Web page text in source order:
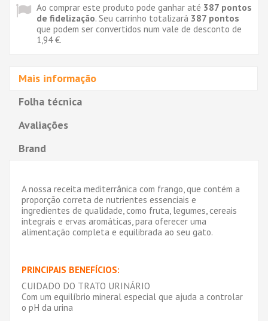
Ao comprar este produto pode ganhar até 387 pontos
de fidelização. Seu carrinho totalizará 387 pontos
que podem ser convertidos num vale de desconto de
1,94 €.
Mais informação
Folha técnica
Avaliações
Brand
A nossa receita mediterrânica com frango, que contém a
proporção correta de nutrientes essenciais e
ingredientes de qualidade, como fruta, legumes, cereais
integrais e ervas aromáticas, para oferecer uma
alimentação completa e equilibrada ao seu gato.
PRINCIPAIS BENEFÍCIOS:
CUIDADO DO TRATO URINÁRIO
Com um equilíbrio mineral especial que ajuda a controlar
o pH da urina